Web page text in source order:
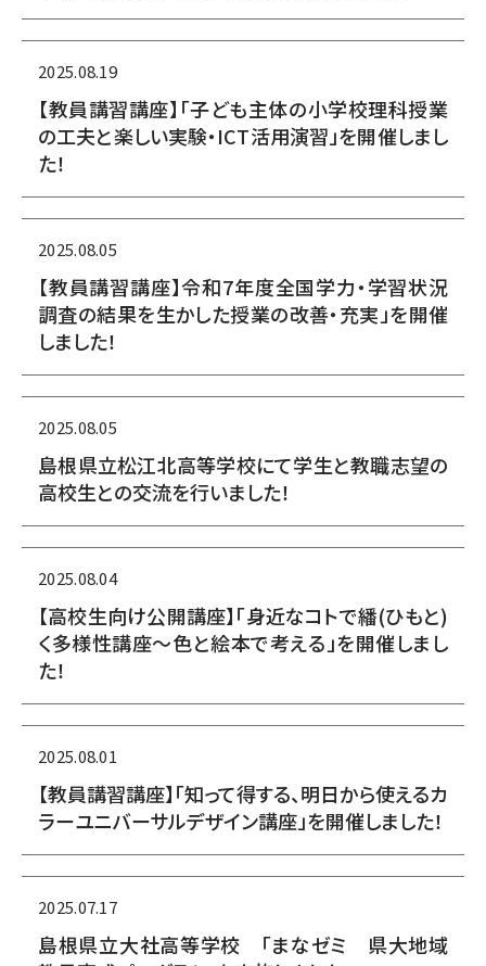
2025.08.19
【教員講習講座】「子ども主体の小学校理科授業
の工夫と楽しい実験・ICT活用演習」を開催しまし
た！
2025.08.05
【教員講習講座】令和7年度全国学力・学習状況
調査の結果を生かした授業の改善・充実」を開催
しました！
2025.08.05
島根県立松江北高等学校にて学生と教職志望の
高校生との交流を行いました！
2025.08.04
【高校生向け公開講座】「身近なコトで繙(ひもと)
く多様性講座～色と絵本で考える」を開催しまし
た！
2025.08.01
【教員講習講座】「知って得する、明日から使えるカ
ラーユニバーサルデザイン講座」を開催しました！
2025.07.17
島根県立大社高等学校 「まなゼミ 県大地域